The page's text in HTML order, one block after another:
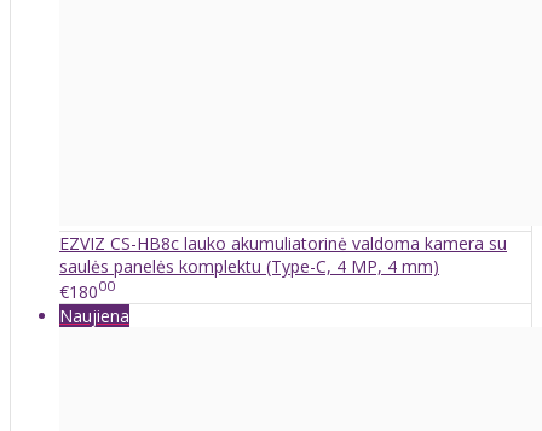
EZVIZ CS-HB8c lauko akumuliatorinė valdoma kamera su
saulės panelės komplektu (Type-C, 4 MP, 4 mm)
€18000
Naujiena